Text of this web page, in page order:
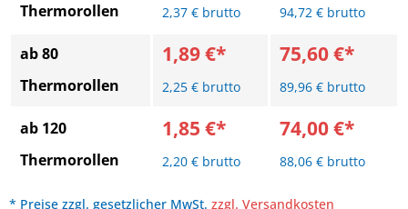
Thermorollen
2,37 € brutto 94,72 € brutto
ab 80
Thermorollen
1,89 €*
2,25 € brutto
75,60 €*
89,96 € brutto
ab 120
Thermorollen
1,85 €*
2,20 € brutto
74,00 €*
88,06 € brutto
* Preise zzgl. gesetzlicher MwSt. zzgl. Versandkosten